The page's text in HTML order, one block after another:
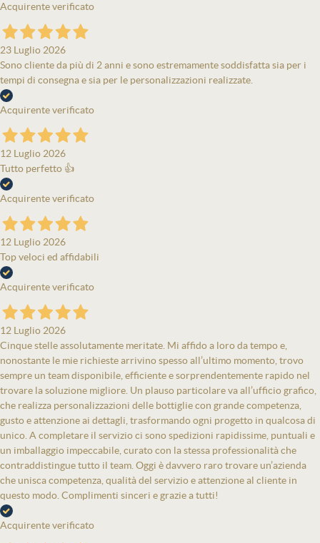
Acquirente verificato
23 Luglio 2026
Sono cliente da più di 2 anni e sono estremamente soddisfatta sia per i
tempi di consegna e sia per le personalizzazioni realizzate.
Acquirente verificato
12 Luglio 2026
Tutto perfetto 👍
Acquirente verificato
12 Luglio 2026
Top veloci ed affidabili
Acquirente verificato
12 Luglio 2026
Cinque stelle assolutamente meritate. Mi affido a loro da tempo e,
nonostante le mie richieste arrivino spesso all’ultimo momento, trovo
sempre un team disponibile, efficiente e sorprendentemente rapido nel
trovare la soluzione migliore. Un plauso particolare va all’ufficio grafico,
che realizza personalizzazioni delle bottiglie con grande competenza,
gusto e attenzione ai dettagli, trasformando ogni progetto in qualcosa di
unico. A completare il servizio ci sono spedizioni rapidissime, puntuali e
un imballaggio impeccabile, curato con la stessa professionalità che
contraddistingue tutto il team. Oggi è davvero raro trovare un’azienda
che unisca competenza, qualità del servizio e attenzione al cliente in
questo modo. Complimenti sinceri e grazie a tutti!
Acquirente verificato